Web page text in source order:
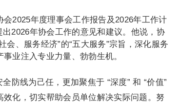
2025年度理事会工作报告及2026年工作计
2026年协会工作的意见和建议。他说，协
、服务经济”的“五大服务”宗旨，深化服务
业注入专业力量、勃勃生机。
防线为己任，更加聚焦于 “深度” 和 “价值”
化，切实帮助会员单位解决实际问题。努